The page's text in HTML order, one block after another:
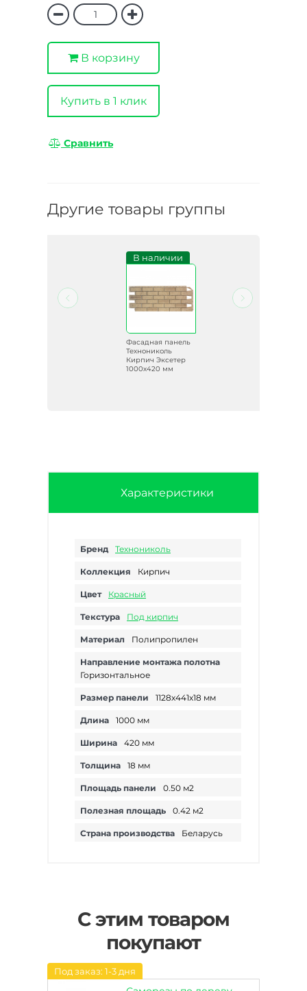
В корзину
Купить в 1 клик
Сравнить
Другие товары группы
В наличии
Фасадная панель
Технониколь
Кирпич Эксетер
1000х420 мм
Характеристики
Бренд Технониколь
Коллекция Кирпич
Цвет Красный
Текстура Под кирпич
Материал Полипропилен
Направление монтажа полотна
Горизонтальное
Размер панели 1128х441х18 мм
Длина 1000 мм
Ширина 420 мм
Толщина 18 мм
Площадь панели 0.50 м2
Полезная площадь 0.42 м2
Страна производства Беларусь
С этим товаром
покупают
Под заказ: 1-3 дня